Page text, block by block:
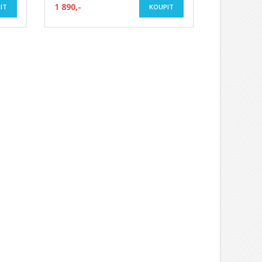
1 890,- KOUPIT